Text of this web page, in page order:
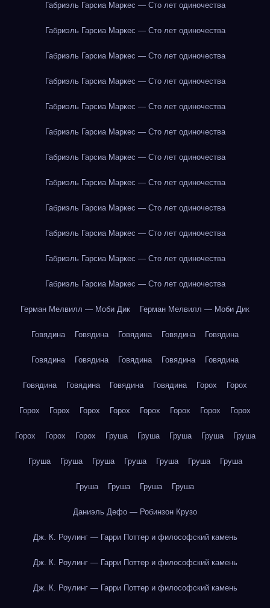
Габриэль Гарсиа Маркес — Сто лет одиночества
Габриэль Гарсиа Маркес — Сто лет одиночества
Габриэль Гарсиа Маркес — Сто лет одиночества
Габриэль Гарсиа Маркес — Сто лет одиночества
Габриэль Гарсиа Маркес — Сто лет одиночества
Габриэль Гарсиа Маркес — Сто лет одиночества
Габриэль Гарсиа Маркес — Сто лет одиночества
Габриэль Гарсиа Маркес — Сто лет одиночества
Габриэль Гарсиа Маркес — Сто лет одиночества
Габриэль Гарсиа Маркес — Сто лет одиночества
Габриэль Гарсиа Маркес — Сто лет одиночества
Габриэль Гарсиа Маркес — Сто лет одиночества
Герман Мелвилл — Моби Дик Герман Мелвилл — Моби Дик
Говядина Говядина Говядина Говядина Говядина
Говядина Говядина Говядина Говядина Говядина
Говядина Говядина Говядина Говядина Горох Горох
Горох Горох Горох Горох Горох Горох Горох Горох
Горох Горох Горох Груша Груша Груша Груша Груша
Груша Груша Груша Груша Груша Груша Груша
Груша Груша Груша Груша
Даниэль Дефо — Робинзон Крузо
Дж. К. Роулинг — Гарри Поттер и философский камень
Дж. К. Роулинг — Гарри Поттер и философский камень
Дж. К. Роулинг — Гарри Поттер и философский камень